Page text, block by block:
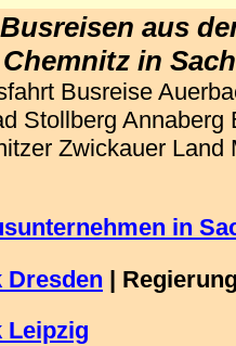
aus
in
Busreise
Stollberg Annaberg
Zwickauer Land
in
Dresden |
Leipzig